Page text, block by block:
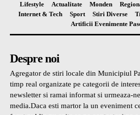
Lifestyle Actualitate Monden
Internet & Tech
Sport Stiri Diverse
Artificii Evenimente
Despre noi
Agregator de stiri locale din Municipiul
timp real organizate pe categorii de
newsletter si ramai informat si urmeaza-
media.Daca esti martor la un eveniment